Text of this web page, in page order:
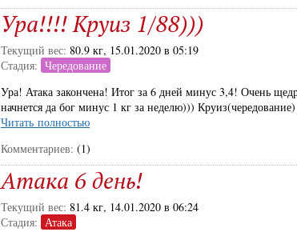
Ура!!!! Круиз 1/88)))
Текущий вес: 80.9 кг, 15.01.2020 в 05:19
Стадия: Чередование
Ура! Атака закончена! Итог за 6 дней минус 3,4! Очень
начнется да бог минус 1 кг за неделю)))
Читать полностью
Комментариев: (1)
Атака 6 день!
Текущий вес: 81.4 кг, 14.01.2020 в 06:24
Стадия: Атака